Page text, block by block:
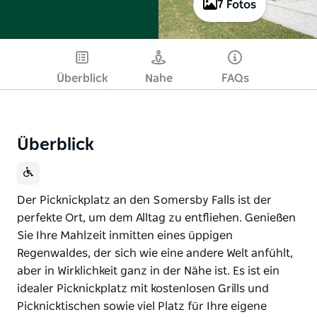
7 Fotos
Überblick Nahe FAQs
Überblick
Der Picknickplatz an den Somersby Falls ist der
perfekte Ort, um dem Alltag zu entfliehen. Genießen
Sie Ihre Mahlzeit inmitten eines üppigen
Regenwaldes, der sich wie eine andere Welt anfühlt,
aber in Wirklichkeit ganz in der Nähe ist. Es ist ein
idealer Picknickplatz mit kostenlosen Grills und
Picknicktischen sowie viel Platz für Ihre eigene